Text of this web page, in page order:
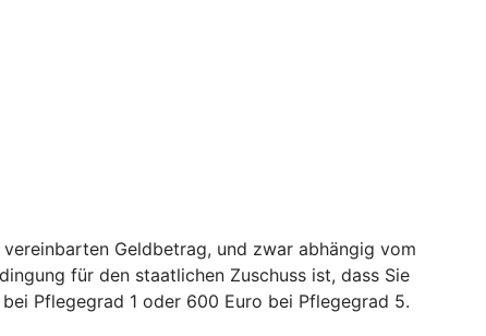
Geldbetrag, und zwar abhängig vom
für den staatlichen Zuschuss ist, dass Sie
Pflegegrad 1 oder 600 Euro bei Pflegegrad 5.